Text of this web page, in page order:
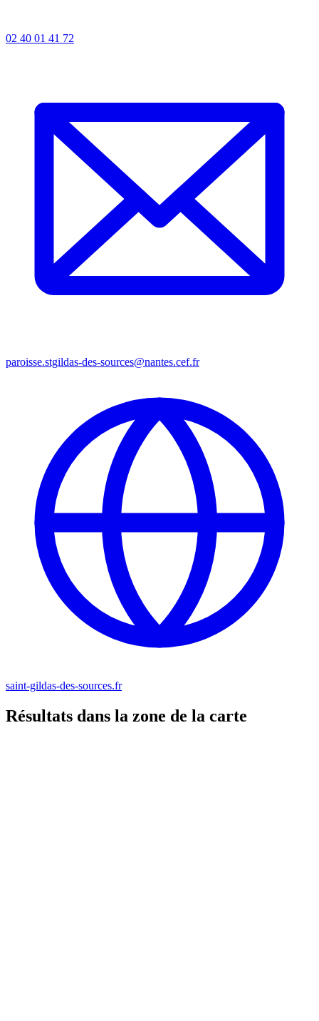
02 40 01 41 72
paroisse.stgildas-des-sources@nantes.cef.fr
saint-gildas-des-sources.fr
Résultats dans la zone de la carte